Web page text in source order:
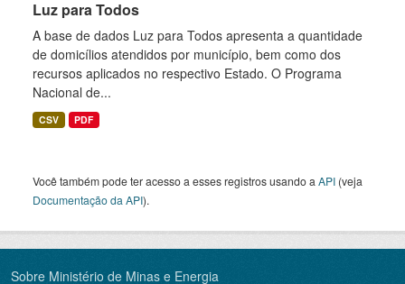
Luz para Todos
A base de dados Luz para Todos apresenta a quantidade
de domicílios atendidos por município, bem como dos
recursos aplicados no respectivo Estado. O Programa
Nacional de...
CSV PDF
Você também pode ter acesso a esses registros usando a API (veja
Documentação da API).
Sobre Ministério de Minas e Energia